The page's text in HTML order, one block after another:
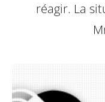
réagir. La